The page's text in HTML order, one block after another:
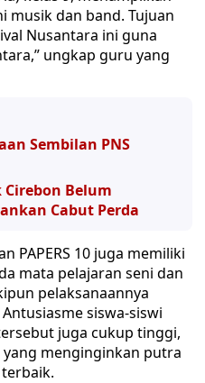
musik dan band. Tujuan
Nusantara ini guna
ungkap guru yang
Sembilan PNS
Belum
Cabut Perda
PAPERS 10 juga memiliki
mata pelajaran seni dan
pelaksanaannya
siswa-siswi
juga cukup tinggi,
menginginkan putra